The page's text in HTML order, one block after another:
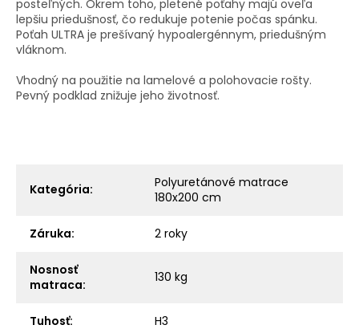
posteľných. Okrem toho, pletené poťahy majú oveľa
lepšiu priedušnosť, čo redukuje potenie počas spánku.
Poťah ULTRA je prešívaný hypoalergénnym, priedušným
vláknom.
Vhodný na použitie na lamelové a polohovacie rošty.
Pevný podklad znižuje jeho životnosť.
Kategória:
Polyuretánové matrace
180x200 cm
Záruka: 2 roky
Nosnosť
matraca: 130 kg
Tuhosť: H3